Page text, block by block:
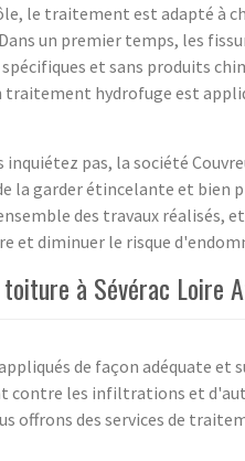
le traitement est adapté à
un premier temps, les
et sans produits
hydrofuge est
inquiétez pas, la société
garder étincelante et bien
des travaux réalisés,
et diminuer le risque
à Sévérac Loire
de façon adéquate et
les infiltrations et
offrons des services de